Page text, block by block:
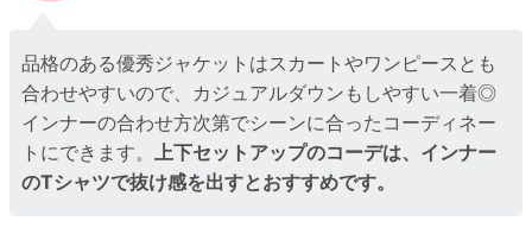
品格のある優秀ジャケットはスカートやワンピースとも
合わせやすいので、カジュアルダウンもしやすい一着◎
インナーの合わせ方次第でシーンに合ったコーディネー
トにできます。
上下セットアップのコーデは、インナー
のTシャツで抜け感を出すとおすすめです。